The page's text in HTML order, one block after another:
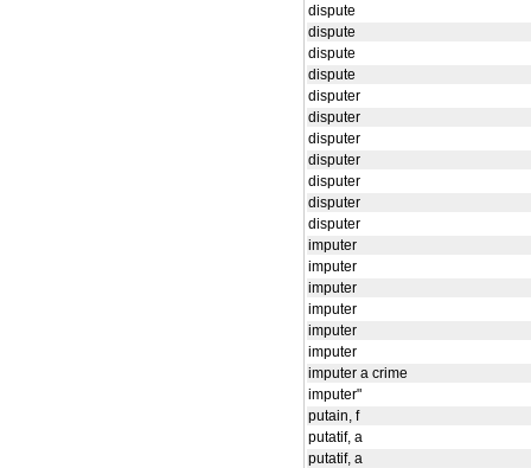
dispute
dispute
dispute
dispute
disputer
disputer
disputer
disputer
disputer
disputer
disputer
imputer
imputer
imputer
imputer
imputer
imputer
imputer a crime
imputer"
putain, f
putatif, a
putatif, a